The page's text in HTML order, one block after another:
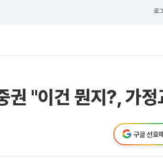
로
"이건 뭔지?, 가
구글 선호